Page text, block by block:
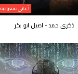
أغاني سعودية
ذكرى حمد - اصيل ابو بكر